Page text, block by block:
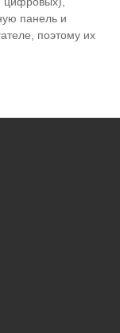
панель и
поэтому их